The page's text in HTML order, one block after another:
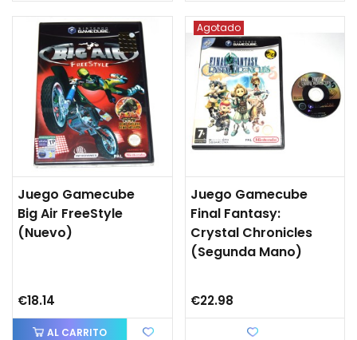
Juego Gamecube
Big Air FreeStyle
(nuevo)
€18.14
AL CARRITO
Agotado
Juego Gamecube
Final Fantasy:
Crystal Chronicles
(segunda Mano)
€22.98